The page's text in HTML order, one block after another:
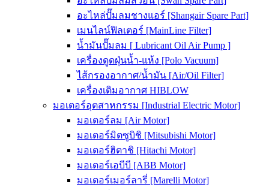
อะไหล่ปั๊มลมชางแอร์ [Shangair Spare Part]
เมนไลน์ฟิลเตอร์ [MainLine Filter]
น้ำมันปั๊มลม [ Lubricant Oil Air Pump ]
เครื่องดูดฝุ่นน้ำ-แห้ง [Polo Vacuum]
ไส้กรองอากาศ/น้ำมัน [Air/Oil Filter]
เครื่องเติมอากาศ HIBLOW
มอเตอร์อุตสาหกรรม [Industrial Electric Motor]
มอเตอร์ลม [Air Motor]
มอเตอร์มิตซูบิชิ [Mitsubishi Motor]
มอเตอร์ฮิตาชิ [Hitachi Motor]
มอเตอร์เอบีบี [ABB Motor]
มอเตอร์เมอร์ลารี่ [Marelli Motor]